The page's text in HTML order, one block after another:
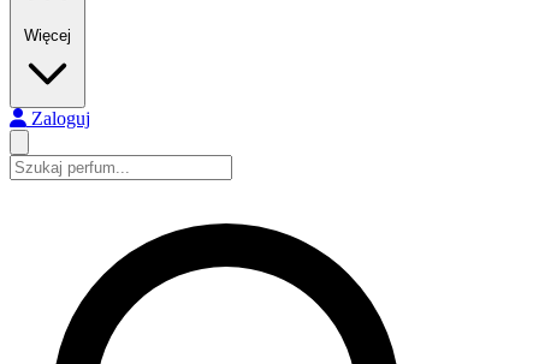
Więcej
Zaloguj